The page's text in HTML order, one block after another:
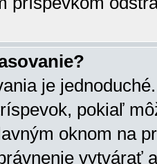
je
pokiaľ
oknom na
vytvárať